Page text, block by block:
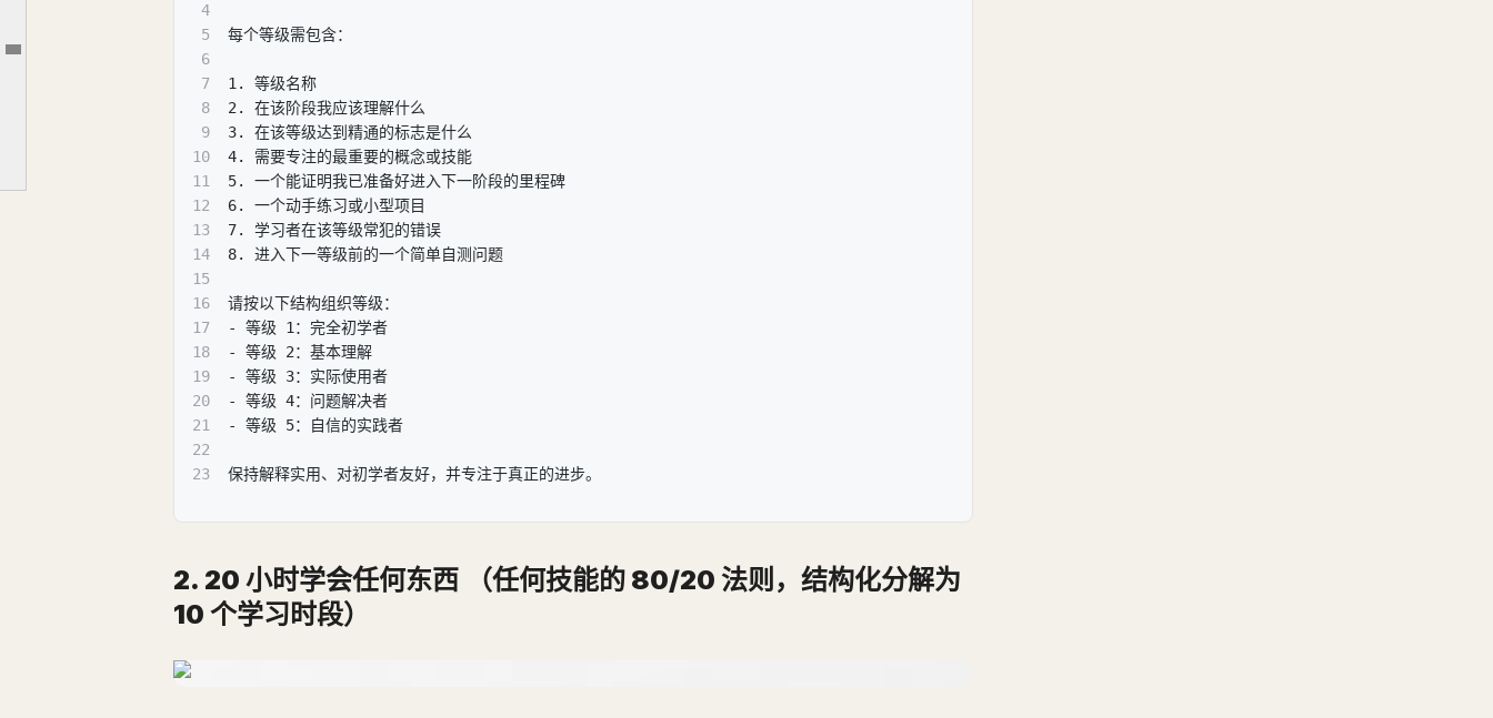
文章大纲
3. 考到我卡壳为止 （找到你知识盲区的精确边缘）
5. 在噪声中寻找信号 （停止收集资源。开始使用正确的 5 个）
6. 使用费曼学习法 （如果你不能简单地解释它，你就还没真正理解它）
4
5
每个等级需包含：
6
7
1. 等级名称
8
2. 在该阶段我应该理解什么
9
3. 在该等级达到精通的标志是什么
10
4. 需要专注的最重要的概念或技能
11
5. 一个能证明我已准备好进入下一阶段的里程碑
12
6. 一个动手练习或小型项目
13
7. 学习者在该等级常犯的错误
14
8. 进入下一等级前的一个简单自测问题
15
16
请按以下结构组织等级：
17
- 等级 1：完全初学者
18
- 等级 2：基本理解
19
- 等级 3：实际使用者
20
- 等级 4：问题解决者
21
- 等级 5：自信的实践者
22
23
保持解释实用、对初学者友好，并专注于真正的进步。
2. 20 小时学会任何东西
（任何技能的 80/20 法则，结构化分解为
10 个学习时段）